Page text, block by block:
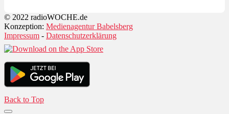
© 2022 radioWOCHE.de
Konzeption: Medienagentur Babelsberg
Impressum - Datenschutzerklärung
Back to Top